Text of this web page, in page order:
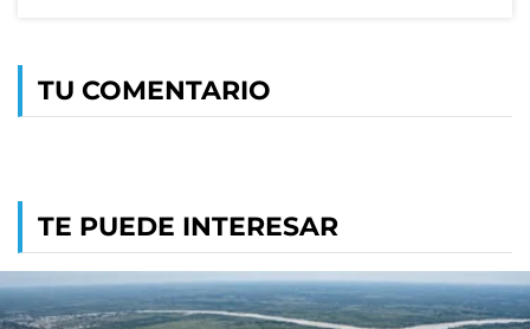
TU COMENTARIO
TE PUEDE INTERESAR